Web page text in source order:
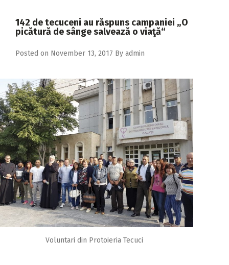
2017
2014
2013
2012
2011
2010
2009
142 de tecuceni au răspuns campaniei „O
picătură de sânge salvează o viaţă“
Posted on November 13, 2017 By admin
Voluntari din Protoieria Tecuci